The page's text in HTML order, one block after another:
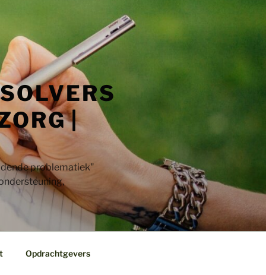
|
problematiek"​
Opdrachtgevers